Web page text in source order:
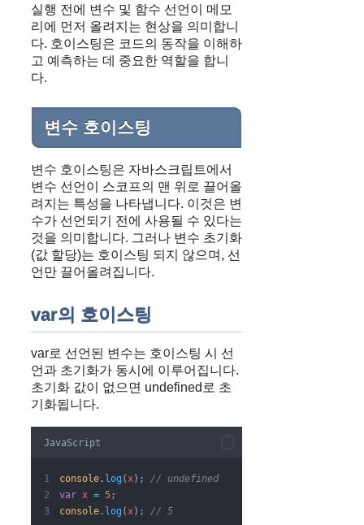
실행 전에 변수 및 함수 선언이 메모
리에 먼저 올려지는 현상을 의미합니
다. 호이스팅은 코드의 동작을 이해하
고 예측하는 데 중요한 역할을 합니
다.
변수 호이스팅
변수 호이스팅은 자바스크립트에서
변수 선언이 스코프의 맨 위로 끌어올
려지는 특성을 나타냅니다. 이것은 변
수가 선언되기 전에 사용될 수 있다는
것을 의미합니다. 그러나 변수 초기화
(값 할당)는 호이스팅 되지 않으며, 선
언만 끌어올려집니다.
var의 호이스팅
var로 선언된 변수는 호이스팅 시 선
언과 초기화가 동시에 이루어집니다.
초기화 값이 없으면 undefined로 초
기화됩니다.
JavaScript
console . log (x); // undefined
var x = 5;
console . log (x); // 5